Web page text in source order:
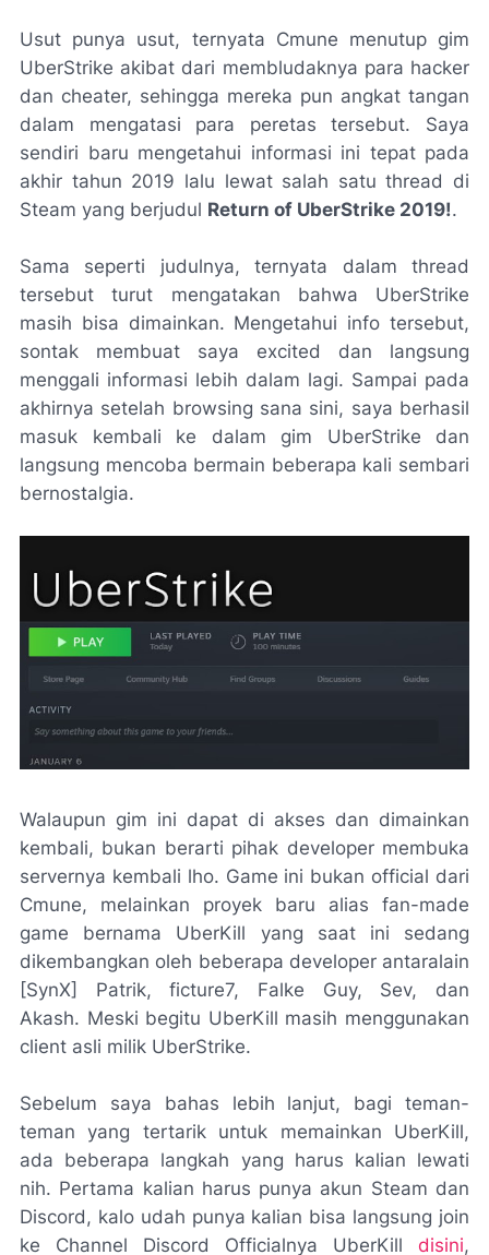
Usut punya usut, ternyata Cmune menutup gim
UberStrike akibat dari membludaknya para hacker
dan cheater, sehingga mereka pun angkat tangan
dalam mengatasi para peretas tersebut. Saya
sendiri baru mengetahui informasi ini tepat pada
akhir tahun 2019 lalu lewat salah satu thread di
Steam yang berjudul Return of UberStrike 2019!.
Sama seperti judulnya, ternyata dalam thread
tersebut turut mengatakan bahwa UberStrike
masih bisa dimainkan. Mengetahui info tersebut,
sontak membuat saya excited dan langsung
menggali informasi lebih dalam lagi. Sampai pada
akhirnya setelah browsing sana sini, saya berhasil
masuk kembali ke dalam gim UberStrike dan
langsung mencoba bermain beberapa kali sembari
bernostalgia.
Walaupun gim ini dapat di akses dan dimainkan
kembali, bukan berarti pihak developer membuka
servernya kembali lho. Game ini bukan official dari
Cmune, melainkan proyek baru alias fan-made
game bernama UberKill yang saat ini sedang
dikembangkan oleh beberapa developer antaralain
[SynX] Patrik,
ficture7, Falke Guy, Sev, dan
Akash. Meski begitu UberKill masih menggunakan
client asli milik UberStrike.
Sebelum saya bahas lebih lanjut, bagi teman-
teman yang tertarik untuk memainkan UberKill,
ada beberapa langkah yang harus kalian lewati
nih. Pertama kalian harus punya akun Steam dan
Discord, kalo udah punya kalian bisa langsung join
ke Channel Discord Officialnya UberKill disini,